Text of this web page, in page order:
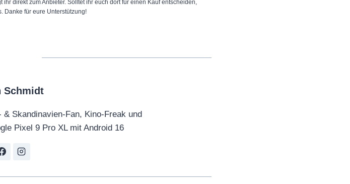
direkt zum Anbieter. Solltet ihr euch dort für einen Kauf entscheiden,
Danke für eure Unterstützung!
Schmidt
Skandinavien-Fan, Kino-Freak und
Pixel 9 Pro XL mit Android 16